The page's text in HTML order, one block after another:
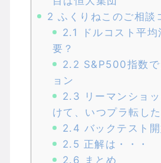
2 ふくりねこのご相談
2.1
ドルコスト平
要？
2.2 S&P500指数
ョン
2.3 リーマンショ
けて、いつプラ転し
2.4 バックテスト
2.5 正解は・・・
2.6 まとめ